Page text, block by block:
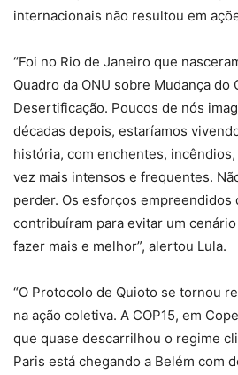
internacionais não resultou em
“Foi no Rio de Janeiro que
Quadro da ONU sobre Mudança do
Desertificação. Poucos de nós
décadas depois, estaríamos
história, com enchentes,
vez mais intensos e frequentes.
perder. Os esforços empreendidos
contribuíram para evitar um
fazer mais e melhor”, alertou Lula.
“O Protocolo de Quioto se tornou
na ação coletiva. A COP15, em
que quase descarrilhou o regime
Paris está chegando a Belém com